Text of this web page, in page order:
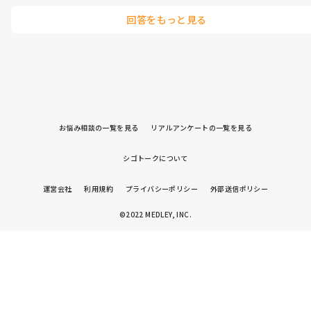
回答をもっと見る
お悩み相談の一覧を見る リアルアンケートの一覧を見る
シゴトークについて
運営会社 利用規約 プライバシーポリシー 外部送信ポリシー
©2022 MEDLEY, INC.